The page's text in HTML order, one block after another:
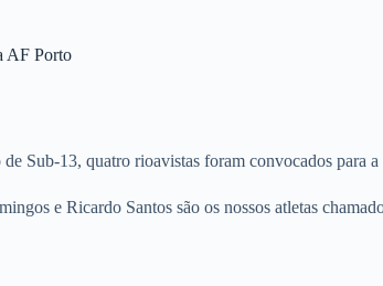
AF Porto
Sub-13, quatro rioavistas foram convocados para
e Ricardo Santos são os nossos atletas